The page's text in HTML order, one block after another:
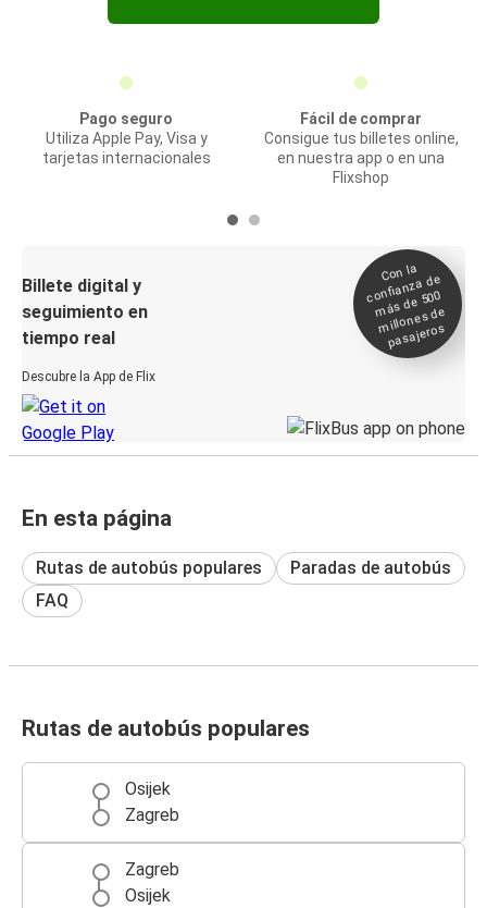
Pago seguro
Utiliza Apple Pay, Visa y
tarjetas internacionales
Fácil de comprar
Consigue tus billetes online,
en nuestra app o en una
Flixshop
Billete digital y
seguimiento en
tiempo real
Descubre la App de Flix
Con la
confianza de
más de 500
millones de
pasajeros
En esta página
Rutas de autobús populares
Paradas de autobús
FAQ
Rutas de autobús populares
Osijek
Zagreb
Zagreb
Osijek